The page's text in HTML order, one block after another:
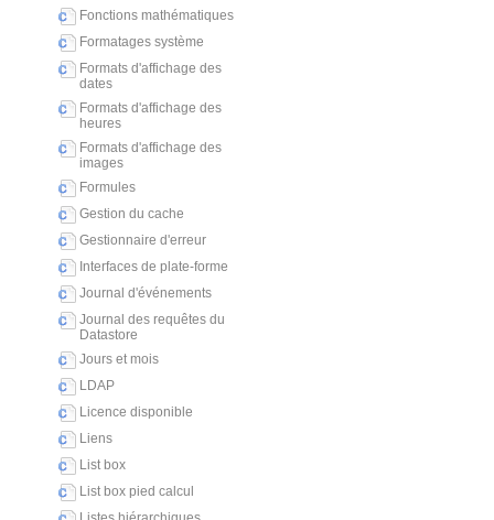
Fonctions mathématiques
Formatages système
Formats d'affichage des
dates
Formats d'affichage des
heures
Formats d'affichage des
images
Formules
Gestion du cache
Gestionnaire d'erreur
Interfaces de plate-forme
Journal d'événements
Journal des requêtes du
Datastore
Jours et mois
LDAP
Licence disponible
Liens
List box
List box pied calcul